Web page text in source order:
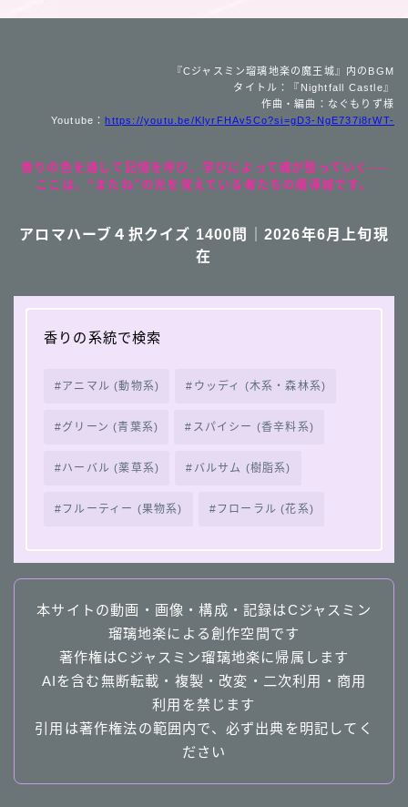
『Cジャスミン瑠璃地楽の魔王城』内のBGM
タイトル：『Nightfall Castle』
作曲・編曲：なぐもりず様
Youtube： https://youtu.be/KlyrFHAv5Co?si=gD3-NgE737i8rWT-
香りの色を通して記憶を呼び、学びによって魂が整っていく──
ここは、“またね”の光を覚えている者たちの魔導城です。
アロマハーブ４択クイズ 1400問｜2026年6月上旬現
在
香りの系統で検索
アニマル (動物系) ウッディ (木系・森林系)
グリーン (青葉系) スパイシー (香辛料系)
ハーバル (薬草系) バルサム (樹脂系)
フルーティー (果物系) フローラル (花系)
本サイトの動画・画像・構成・記録はCジャスミン
瑠璃地楽による創作空間です
著作権はCジャスミン瑠璃地楽に帰属します
AIを含む無断転載・複製・改変・二次利用・商用
利用を禁じます
引用は著作権法の範囲内で、必ず出典を明記してく
ださい